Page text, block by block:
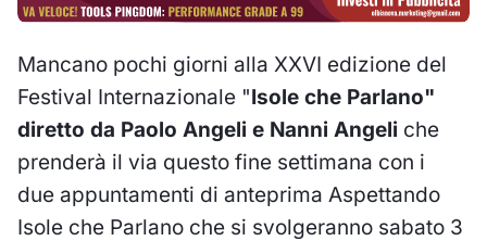
Mancano pochi giorni alla XXVI edizione del
Festival Internazionale "Isole che Parlano"
diretto da Paolo Angeli e Nanni Angeli che
prenderà il via questo fine settimana con i
due appuntamenti di anteprima Aspettando
Isole che Parlano che si svolgeranno sabato 3